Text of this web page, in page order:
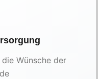
Wünsche der